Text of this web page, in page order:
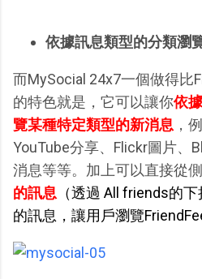
依據訊息類型的分類瀏
而MySocial 24x7一個做得比
的特色就是，它可以讓你依
覽某種特定類型的新消息 ，
YouTube分享、Flickr圖片、
消息等等。加上可以直接從
的訊息 （透過 All friends的
的訊息，讓用戶瀏覽